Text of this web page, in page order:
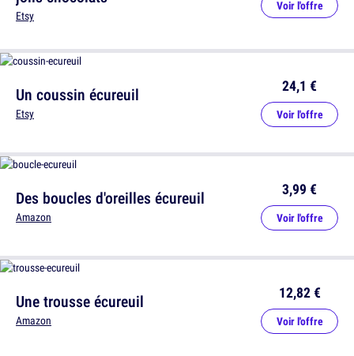
Etsy
Voir l'offre
Des boucles d'oreilles écureuil
Amazon
3,99 €
Voir l'offre
Un coussin écureuil
Etsy
24,1 €
Voir l'offre
Une trousse écureuil
Amazon
12,82 €
Voir l'offre